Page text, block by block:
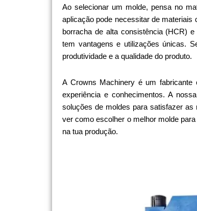
Ao selecionar um molde, pensa no
aplicação pode necessitar de
borracha de alta consistência (HCR)
tem vantagens e utilizações únicas.
produtividade e a qualidade do produto.
A Crowns Machinery é um fabricante
experiência e conhecimentos. A
soluções de moldes para satisfazer
ver como escolher o melhor molde
na tua produção.